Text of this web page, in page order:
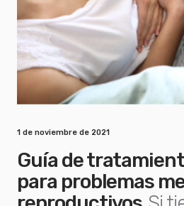
1 de noviembre de 2021
Guía de
para problemas